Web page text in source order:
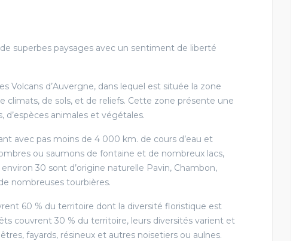
superbes paysages avec un sentiment de liberté
Volcans d’Auvergne, dans lequel est située la zone
climats, de sols, et de reliefs. Cette zone présente une
animales et végétales.
avec pas moins de 4 000 km. de cours d’eau et
ou saumons de fontaine et de nombreux lacs,
30 sont d’origine naturelle Pavin, Chambon,
nombreuses tourbières.
60 % du territoire dont la diversité floristique est
couvrent 30 % du territoire, leurs diversités varient et
fayards, résineux et autres noisetiers ou aulnes.
- 23 AOÛT 2026
DES SAVEURS
TRADITIONS
Gilles Croix de Vie
EN SAVOIR PLUS
SALON DE LA
GASTRONOMIE AU
Méréville